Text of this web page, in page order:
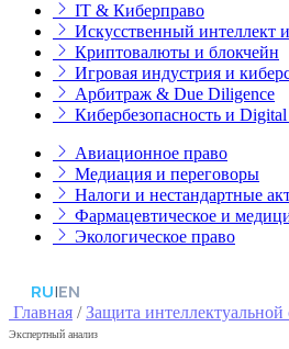
IT & Киберправо
Искусственный интеллект
Криптовалюты и блокчейн
Игровая индустрия и
Арбитраж & Due Diligence
Кибербезопасность и
Авиационное право
Медиация и переговоры
Налоги и нестандартные
Фармацевтическое и
Экологическое право
RU|EN
Главная /Защита интеллектуальной
Экспертный анализ